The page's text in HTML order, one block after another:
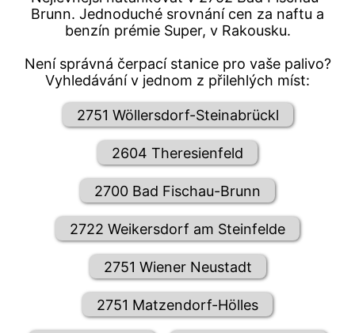
Brunn. Jednoduché srovnání cen za naftu a
benzín prémie Super, v Rakousku.
Není správná čerpací stanice pro vaše palivo?
Vyhledávání v jednom z přilehlých míst:
2751 Wöllersdorf-Steinabrückl
2604 Theresienfeld
2700 Bad Fischau-Brunn
2722 Weikersdorf am Steinfelde
2751 Wiener Neustadt
2751 Matzendorf-Hölles